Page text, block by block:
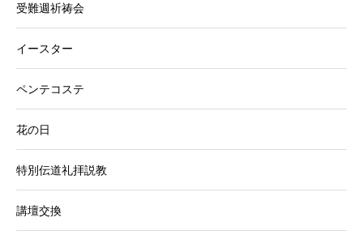
受難週祈祷会
イースター
ペンテコステ
花の日
特別伝道礼拝説教
講壇交換